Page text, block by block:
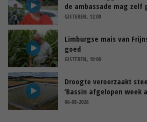
de ambassade mag zelf
GISTEREN, 12:00
Limburgse mais van
goed
GISTEREN, 10:00
Droogte veroorzaakt
‘Bassin afgelopen week
06-08-2026